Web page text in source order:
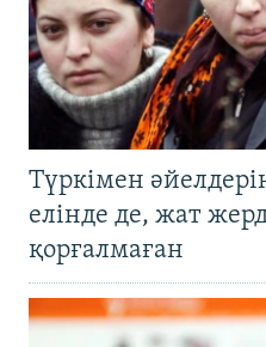
Түркімен
елінде де, жат
қорғалмаған